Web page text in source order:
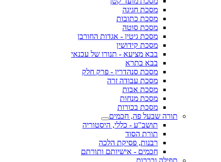
מסכת חגיגה
מסכת כתובות
מסכת סוטה
מסכת גיטין - אגדות החורבן
מסכת קידושין
בבא מציעא - תנורו של עכנאי
בבא בתרא
מסכת סנהדרין - פרק חלק
מסכת עבודה זרה
מסכת אבות
מסכת מנחות
מסכת בכורות
תורה שבעל פה, חכמים
תושב"ע - כללי, היסטוריה
תורת הסוד
רבנות, פסיקת הלכה
חכמים - אישיותם ותורתם
תפילה וברכות